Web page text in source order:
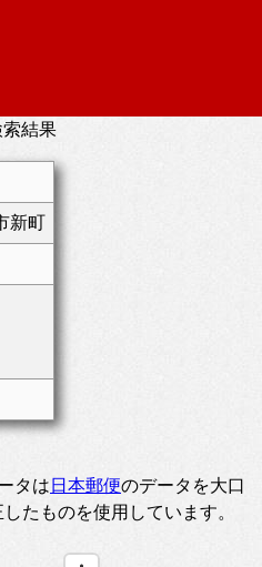
索結果
新町
タは日本郵便のデータを大口
たものを使用しています。